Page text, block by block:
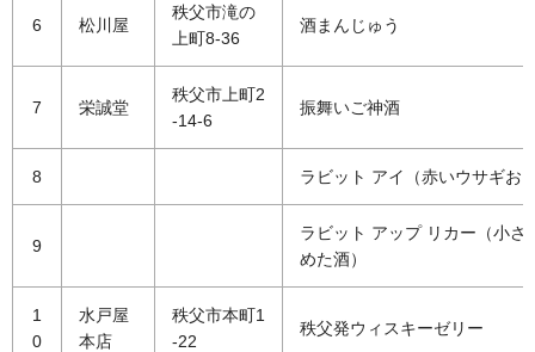
6 松川屋
秩父市滝の
上町8-36
酒まんじゅう
7 栄誠堂
秩父市上町2
-14-6
振舞いご神酒
8 ラビット アイ（赤いウサギお
9
ラビット アップ リカー（小さ
めた酒）
1
0
水戸屋
本店
秩父市本町1
-22
秩父発ウィスキーゼリー